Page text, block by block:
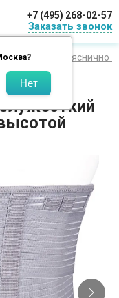
?
+7 (495) 268-02-57
Заказать звонок
Корсеты Пояснично